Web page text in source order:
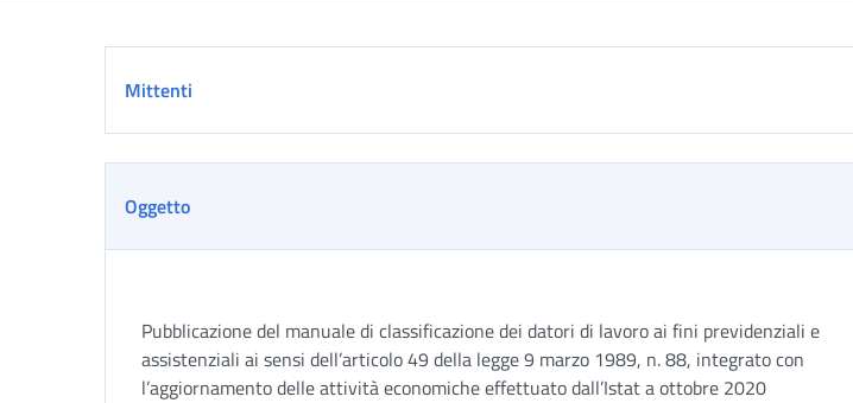
Mittenti
Oggetto
Pubblicazione del manuale di classificazione dei datori di lavoro ai fini previdenziali e
assistenziali ai sensi dell’articolo 49 della legge 9 marzo 1989, n. 88, integrato con
l’aggiornamento delle attività economiche effettuato dall’Istat a ottobre 2020